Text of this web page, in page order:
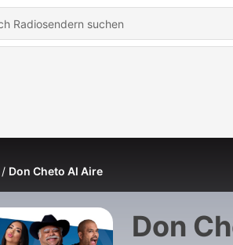
Don Cheto Al Aire
Don